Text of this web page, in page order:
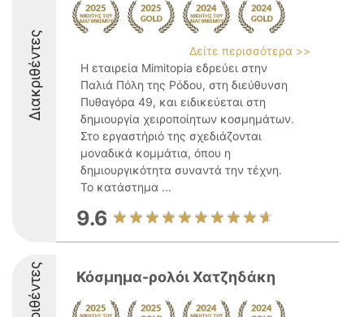
Διακριθέντες
Δείτε περισσότερα >>
Η εταιρεία Mimitopia εδρεύει στην
Παλιά Πόλη της Ρόδου, στη διεύθυνση
Πυθαγόρα 49, και ειδικεύεται στη
δημιουργία χειροποίητων κοσμημάτων.
Στο εργαστήριό της σχεδιάζονται
μοναδικά κομμάτια, όπου η
δημιουργικότητα συναντά την τέχνη.
Το κατάστημα ...
9.6
Κόσμημα-ρολόι Χατζηδάκη